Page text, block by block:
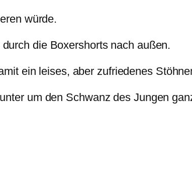
würde.
die Boxershorts nach außen.
ein leises, aber zufriedenes
um den Schwanz des Jungen